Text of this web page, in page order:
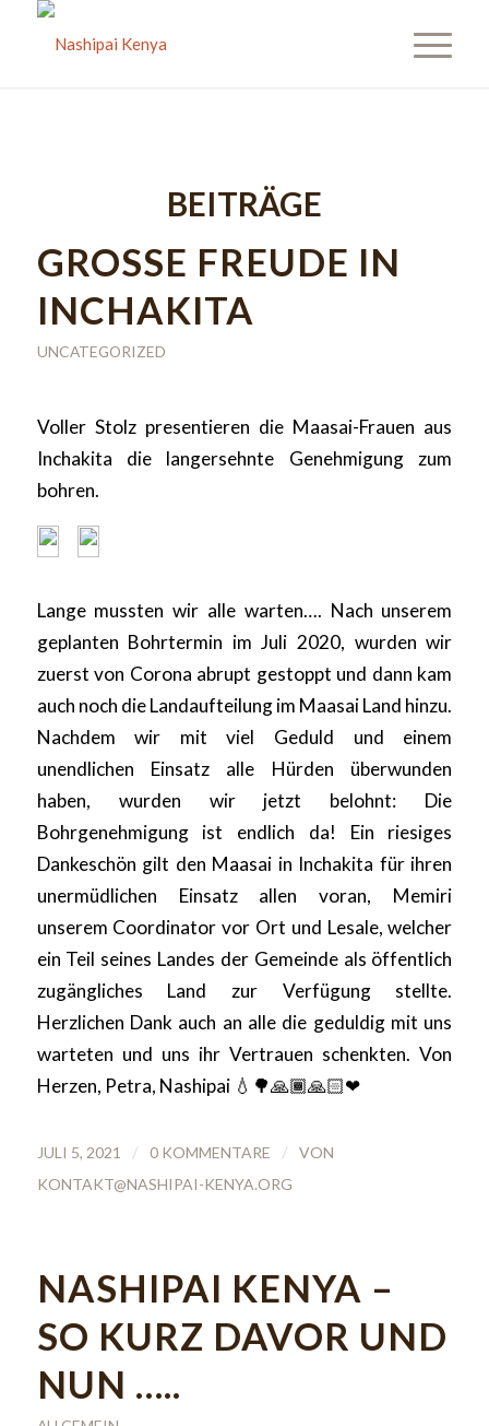
BEITRÄGE
GROSSE FREUDE IN
INCHAKITA
UNCATEGORIZED
Voller Stolz presentieren die Maasai-Frauen aus
Inchakita die langersehnte Genehmigung zum
bohren.
Lange mussten wir alle warten…. Nach unserem
geplanten Bohrtermin im Juli 2020, wurden wir
zuerst von Corona abrupt gestoppt und dann kam
auch noch die Landaufteilung im Maasai Land hinzu.
Nachdem wir mit viel Geduld und einem
unendlichen Einsatz alle Hürden überwunden
haben, wurden wir jetzt belohnt: Die
Bohrgenehmigung ist endlich da! Ein riesiges
Dankeschön gilt den Maasai in Inchakita für ihren
unermüdlichen Einsatz allen voran, Memiri
unserem Coordinator vor Ort und Lesale, welcher
ein Teil seines Landes der Gemeinde als öffentlich
zugängliches Land zur Verfügung stellte.
Herzlichen Dank auch an alle die geduldig mit uns
warteten und uns ihr Vertrauen schenkten. Von
Herzen, Petra, Nashipai 💧🌳🙏🏾🙏🏻❤
JULI 5, 2021 / 0 KOMMENTARE /
VON
KONTAKT@NASHIPAI-KENYA.ORG
NASHIPAI KENYA –
SO KURZ DAVOR UND
NUN …..